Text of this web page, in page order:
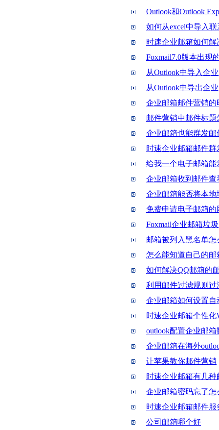
Outlook和Outlook
如何从excel中导入
时速企业邮箱如何
Foxmail7.0版本出现
从Outlook中导入企
从Outlook中导出企
企业邮箱邮件营销
邮件营销中邮件标题
企业邮箱也能群发邮
时速企业邮箱邮件群
给我一个电子邮箱能
企业邮箱收到邮件
企业邮箱能否将本
免费申请电子邮箱的
Foxmail企业邮箱垃
邮箱被列入黑名单怎
怎么能知道自己的
如何解决QQ邮箱的
利用邮件过滤规则
企业邮箱如何设置
时速企业邮箱个性
outlook配置企业邮
企业邮箱在海外
让苹果教你邮件营销
时速企业邮箱有几种
企业邮箱密码忘了
时速企业邮箱邮件
公司邮箱哪个好